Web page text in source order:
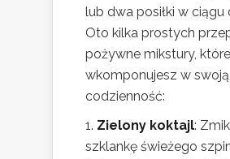
lub dwa posiłki w ciągu
Oto kilka prostych
pożywne mikstury,
wkomponujesz w swoją
codzienność:
Zielony koktajl:
szklankę świeżego